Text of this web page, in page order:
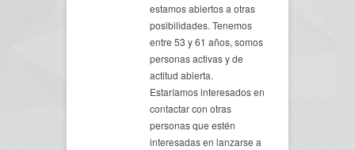
estamos abiertos a otras
posibilidades. Tenemos
entre 53 y 61 años, somos
personas activas y de
actitud abierta.
Estaríamos interesados en
contactar con otras
personas que estén
interesadas en lanzarse a